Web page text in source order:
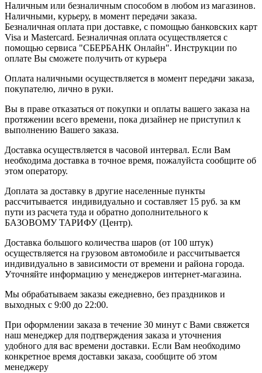
Наличным или безналичным способом в любом из магазинов.
Наличными, курьеру, в момент передачи заказа.
Безналичная оплата при доставке, с помощью банковских карт
Visa и Mastercard. Безналичная оплата осуществляется с
помощью сервиса "СБЕРБАНК Онлайн". Инструкции по
оплате Вы сможете получить от курьера
Оплата наличными осуществляется в момент передачи заказа,
покупателю, лично в руки.
Вы в праве отказаться от покупки и оплаты вашего заказа на
протяжении всего времени, пока дизайнер не приступил к
выполнению Вашего заказа.
Доставка осуществляется в часовой интервал. Если Вам
необходима доставка в точное время, пожалуйста сообщите об
этом оператору.
Доплата за доставку в другие населенные пункты
рассчитывается индивидуально и составляет 15 руб. за км
пути из расчета туда и обратно дополнительного к
БАЗОВОМУ ТАРИФУ (Центр).
Доставка большого количества шаров (от 100 штук)
осуществляется на грузовом автомобиле и рассчитывается
индивидуально в зависимости от времени и района города.
Уточняйте информацию у менеджеров интернет-магазина.
Мы обрабатываем заказы ежедневно, без праздников и
выходных с 9:00 до 22:00.
При оформлении заказа в течение 30 минут с Вами свяжется
наш менеджер для подтверждения заказа и уточнения
удобного для вас времени доставки. Если Вам необходимо
конкретное время доставки заказа, сообщите об этом
менеджеру